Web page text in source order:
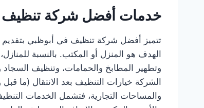
خدمات أفضل شركة تنظيف
تتميز أفضل شركة تنظيف في أبوظبي
الهدف هو المنزل أو المكتب. بالنسبة
وتطهير المطابخ والحمامات، وتنظيف السجاد
الشركة خيارات التنظيف بعد الانتقال (ما
والمساحات التجارية، فتشمل الخدمات